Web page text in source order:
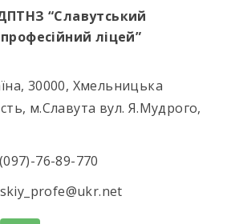
“Славутський
професійний ліцей”
30000, Хмельницька
м.Славута вул. Я.Мудрого,
76-89-770